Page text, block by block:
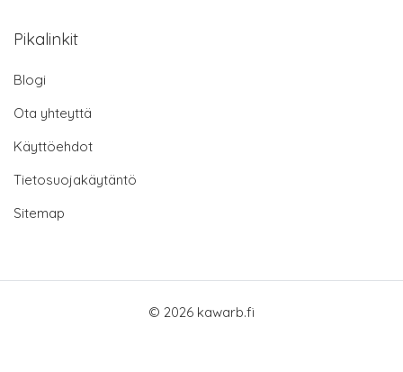
Pikalinkit
Blogi
Ota yhteyttä
Käyttöehdot
Tietosuojakäytäntö
Sitemap
© 2026 kawarb.fi